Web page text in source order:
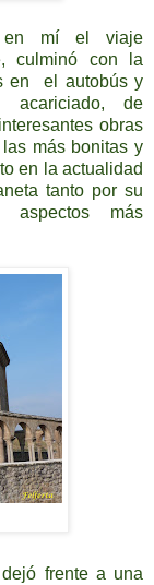
en mí el viaje
culminó con la
en el autobús y
acariciado, de
obras
más bonitas y
en la actualidad
tanto por su
más
frente a una